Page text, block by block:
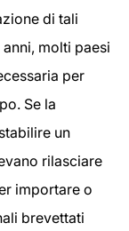
di tali
molti paesi
per
Se la
un
rilasciare
importare o
brevettati